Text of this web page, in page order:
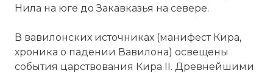
Нила на юге до Закавказья на севере.
В вавилонских источниках (манифест Кира,
хроника о падении Вавилона) освещены
события царствования Кира II. Древнейшими